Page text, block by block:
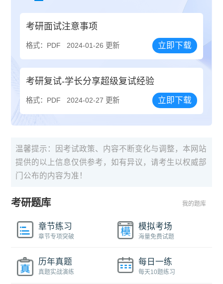
考研面试注意事项
格式：PDF 2024-01-26 更新 立即下载
考研复试-学长分享超级复试经验
格式：PDF 2024-02-27 更新 立即下载
温馨提示：因考试政策、内容不断变化与调整，本网站
提供的以上信息仅供参考，如有异议，请考生以权威部
门公布的内容为准！
考研题库 我的题库
章节练习
章节专项突破
模拟考场
海量免费试题
历年真题
真题实战演练
每日一练
每天10题练习